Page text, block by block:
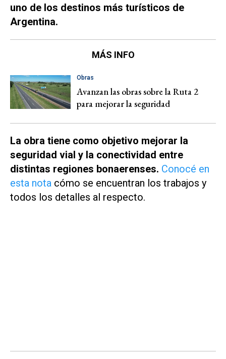
uno de los destinos más turísticos de
Argentina.
MÁS INFO
Obras
Avanzan las obras sobre la Ruta 2
para mejorar la seguridad
La obra tiene como objetivo mejorar la
seguridad vial y la conectividad entre
distintas regiones bonaerenses. Conocé en
esta nota cómo se encuentran los trabajos y
todos los detalles al respecto.